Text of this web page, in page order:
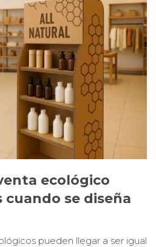
ecológico
se diseña
pueden llegar a ser igual